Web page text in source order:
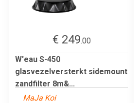
€ 249.00
W'eau S-450
glasvezelversterkt sidemount
zandfilter 8m&...
MaJa Koi